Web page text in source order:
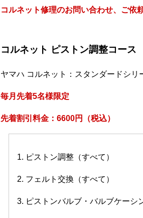
コルネット修理のお問い合わせ、ご依
コルネット ピストン調整コース
ヤマハ コルネット：スタンダードシリ
毎月先着5名様限定
先着割引料金：6600円（税込）
1. ピストン調整（すべて）
2. フェルト交換（すべて）
3. ピストンバルブ・バルブケーシ